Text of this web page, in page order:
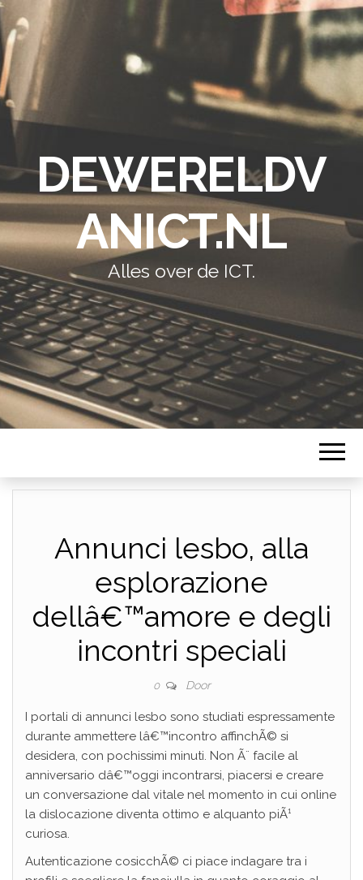
DEWERELDV
ANICT.NL
Alles over de ICT.
Annunci lesbo, alla
esplorazione
dellâ€™amore e degli
incontri speciali
0 Door
I portali di annunci lesbo sono studiati espressamente
durante ammettere lâ€™incontro affinchÃ© si
desidera, con pochissimi minuti. Non Ã¨ facile al
anniversario dâ€™oggi incontrarsi, piacersi e creare
un conversazione dal vitale nel momento in cui online
la dislocazione diventa ottimo e alquanto piÃ¹
curiosa.
Autenticazione cosicchÃ© ci piace indagare tra i